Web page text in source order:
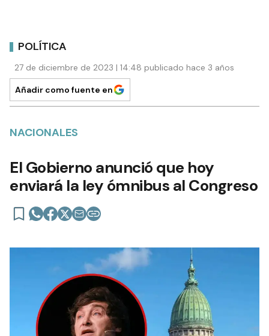
POLÍTICA
27 de diciembre de 2023 | 14:48 publicado hace 3 años
Añadir como fuente en
NACIONALES
El Gobierno anunció que hoy
enviará la ley ómnibus al Congreso